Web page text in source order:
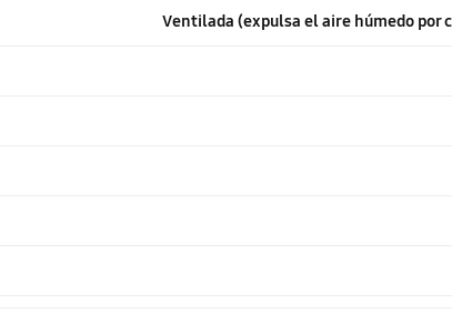
Ventilada (expulsa el aire húmedo por